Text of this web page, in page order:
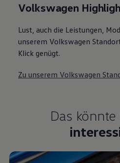
Volkswagen
Lust, auch die Leistungen,
unserem Volkswagen
Klick genügt.
Zu unserem Volkswagen
Das könnte